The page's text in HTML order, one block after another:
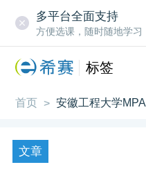
多平台全面支持
方便选课，随时随地学习
标签
首页 > 安徽工程大学MPA
文章